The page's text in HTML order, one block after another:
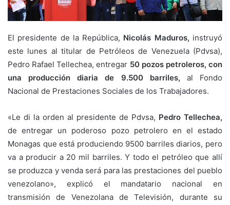
El presidente de la República, Nicolás Maduros, instruyó
este lunes al titular de Petróleos de Venezuela (Pdvsa),
Pedro Rafael Tellechea, entregar 50 pozos petroleros, con
una producción diaria de 9.500 barriles, al Fondo
Nacional de Prestaciones Sociales de los Trabajadores.
«Le di la orden al presidente de Pdvsa, Pedro Tellechea,
de entregar un poderoso pozo petrolero en el estado
Monagas que está produciendo 9500 barriles diarios, pero
va a producir a 20 mil barriles. Y todo el petróleo que allí
se produzca y venda será para las prestaciones del pueblo
venezolano», explicó el mandatario nacional en
transmisión de Venezolana de Televisión, durante su